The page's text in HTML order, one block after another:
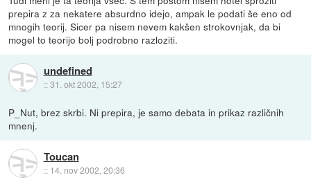
prepira z za nekatere absurdno idejo, ampak le podati še eno od
mnogih teorij. Sicer pa nisem nevem kakšen strokovnjak, da bi
mogel to teorijo bolj podrobno razloziti.
undefined
::31. okt 2002, 15:27
P_Nut, brez skrbi. Ni prepira, je samo debata in prikaz različnih
mnenj.
Toucan
:: 14. nov 2002, 20:36